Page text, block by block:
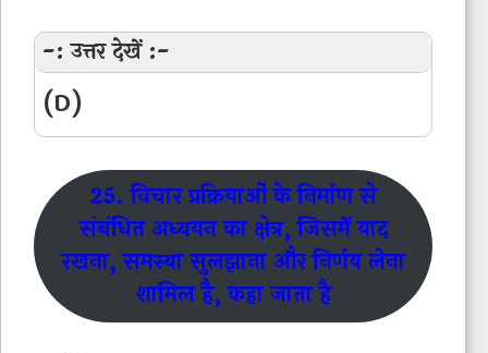
-: उत्तर देखें :-
(D)
25. विचार प्रक्रियाओं के निर्माण से
संबंधित अध्ययन का क्षेत्र, जिसमें याद
रखना, समस्या सुलझाना और निर्णय लेना
शामिल है, कहा जाता है